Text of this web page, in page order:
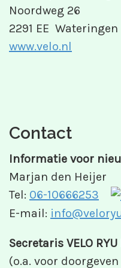
Noordweg 26
2291 EE Wateringen
www.velo.nl
Contact
Informatie voor
Marjan den Heijer
Tel: 06-10666253
E-mail:
Secretaris VELO RYU
(o.a. voor